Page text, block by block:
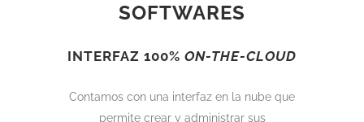
SOFTWARES
INTERFAZ 100% ON-THE-CLOUD
Contamos con una interfaz en la nube que
permite crear y administrar sus